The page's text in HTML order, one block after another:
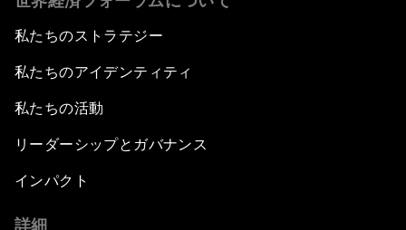
私たちのストラテジー
私たちのアイデンティティ
私たちの活動
リーダーシップとガバナンス
インパクト
詳細